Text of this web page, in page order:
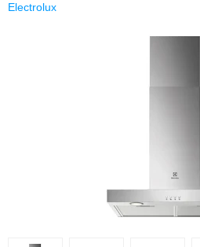
Electrolux